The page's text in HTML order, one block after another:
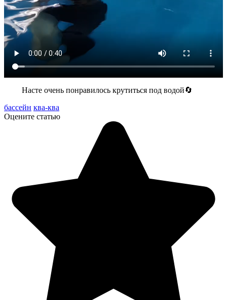
Насте очень понравилось крутиться под водой🔄
бассейн ква-ква
Оцените статью